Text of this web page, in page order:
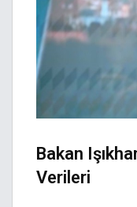
Bakan
Verileri